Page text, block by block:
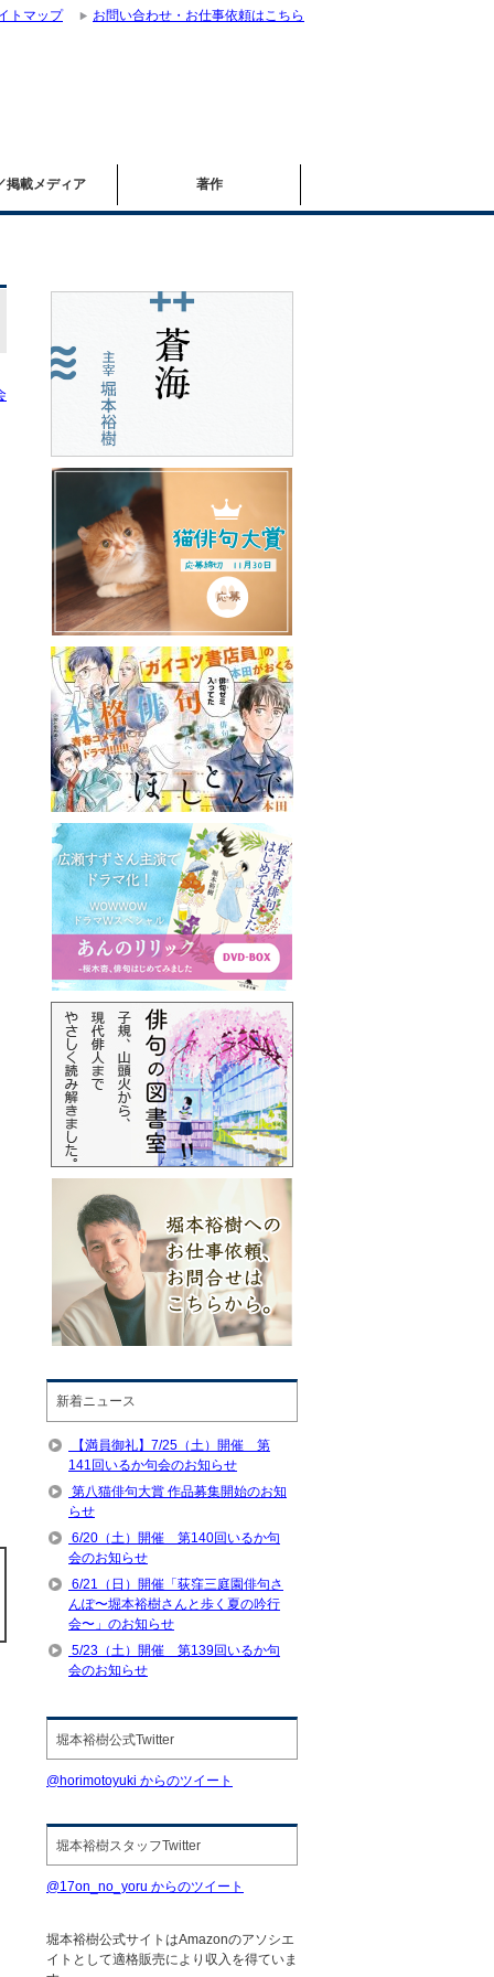
掲載メディア 著作
新着ニュース
【満員御礼】7/25（土）開催 第
141回いるか句会のお知らせ
第八猫俳句大賞 作品募集開始のお知
らせ
6/20（土）開催 第140回いるか句
会のお知らせ
6/21（日）開催「荻窪三庭園俳句さ
んぽ〜堀本裕樹さんと歩く夏の吟行
会〜」のお知らせ
5/23（土）開催 第139回いるか句
会のお知らせ
堀本裕樹公式Twitter
@horimotoyuki からのツイート
堀本裕樹スタッフTwitter
@17on_no_yoru からのツイート
堀本裕樹公式サイトはAmazonのアソシエ
イトとして適格販売により収入を得ていま
トマップ お問い合わせ・お仕事依頼はこちら